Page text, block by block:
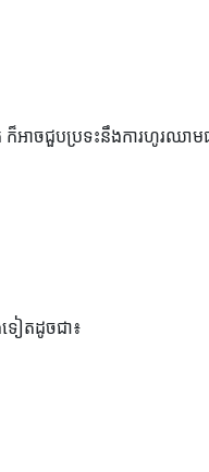
ក៏អាចជួបប្រទះនឹងការហូរឈា
ទៀតដូចជា៖